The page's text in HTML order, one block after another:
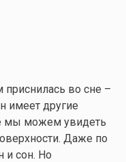
приснилась во сне –
имеет другие
мы можем увидеть
Даже по
и сон. Но